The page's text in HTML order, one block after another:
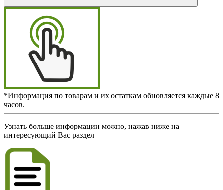
*Информация по товарам и их остаткам обновляется каждые 8
часов.
Узнать больше информации можно, нажав ниже на
интересующий Вас раздел